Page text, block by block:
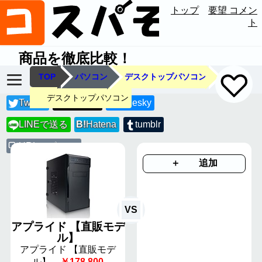
トップ
要望 コメン
ト
商品を徹底比較！
TOP パソコン デスクトップパソコン
デスクトップパソコン
Twitter Threads Bluesky
LINE LINEで送る B!Hatena tumblr
URLコピー
アプライド 【直販モデ
ル】
アプライド 【直販モデ
VS
＋ 追加